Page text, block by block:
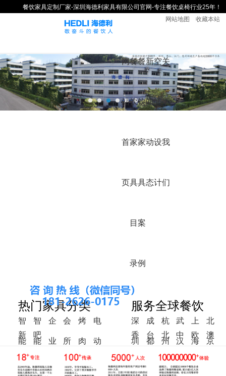
餐饮家具定制厂家-深圳海德利家具有限公司官网-专注餐饮桌椅行业25年！
收藏本站
网站地图
网
站
首
页
餐
饮
家
具
目
录
餐
饮
家
具
案
例
新
闻
动
态
空
间
设
计
关
于
我
们
热门家具分类
智
能
火
智
能
调
企
业
会
所
家
烤
肉
桌
电
动
新
中
吧
椅
服务全球餐饮
深
圳
成
都
杭
州
武
汉
上
海
北
京
香
港
台 北
美
中
东
欧
洲
澳
洲